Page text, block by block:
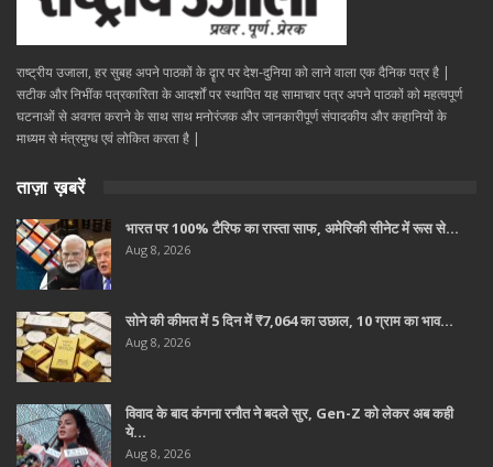
राष्ट्रीय उजाला, हर सुबह अपने पाठकों के दॄार पर देश-दुनिया को लाने वाला एक दैनिक पत्र है |
सटीक और निभींक पत्रकारिता के आदर्शों पर स्थापित यह सामाचार पत्र अपने पाठकों को महत्वपूर्ण
घटनाओं से अवगत कराने के साथ साथ मनोरंजक और जानकारीपूर्ण संपादकीय और कहानियों के
माध्यम से मंत्रमुग्ध एवं लोकित करता है |
ताज़ा ख़बरें
भारत पर 100% टैरिफ का रास्ता साफ, अमेरिकी सीनेट में रूस से…
Aug 8, 2026
सोने की कीमत में 5 दिन में ₹7,064 का उछाल, 10 ग्राम का भाव…
Aug 8, 2026
विवाद के बाद कंगना रनौत ने बदले सुर, Gen-Z को लेकर अब कही
ये…
Aug 8, 2026